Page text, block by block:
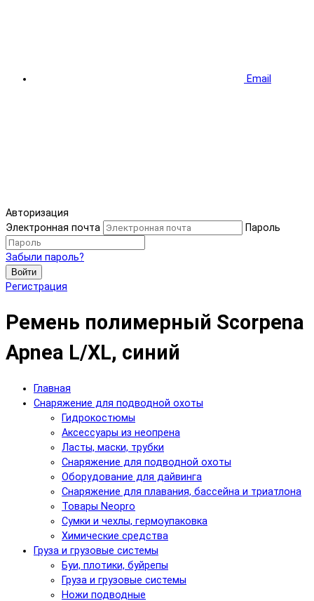
Email
Авторизация
Электронная почта
Пароль
Забыли пароль?
Войти
Регистрация
Ремень полимерный Scorpena
Apnea L/XL, синий
Главная
Снаряжение для подводной охоты
Гидрокостюмы
Аксессуары из неопрена
Ласты, маски, трубки
Снаряжение для подводной охоты
Оборудование для дайвинга
Снаряжение для плавания, бассейна и триатлона
Товары Neopro
Сумки и чехлы, гермоупаковка
Химические средства
Груза и грузовые системы
Буи, плотики, буйрепы
Груза и грузовые системы
Ножи подводные